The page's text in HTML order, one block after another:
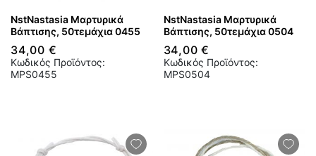
NstNastasia Μαρτυρικά
Βάπτισης, 50τεμάχια 0455
34,00 €
Κωδικός Προϊόντος:
MPS0455
NstNastasia Μαρτυρικά
Βάπτισης, 50τεμάχια 0504
34,00 €
Κωδικός Προϊόντος:
MPS0504